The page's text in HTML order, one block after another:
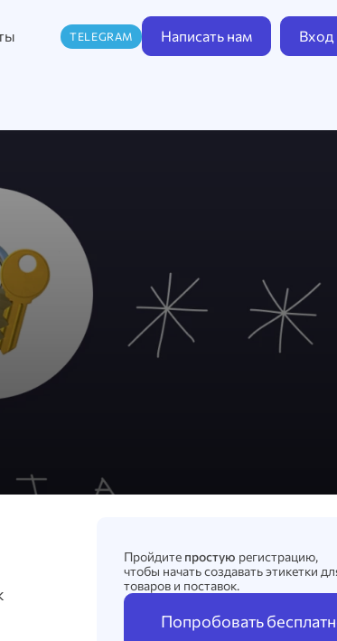
TELEGRAM Написать нам Вход
Пройдите простую регистрацию,
чтобы начать создавать этикетки
товаров и поставок.
Попробовать